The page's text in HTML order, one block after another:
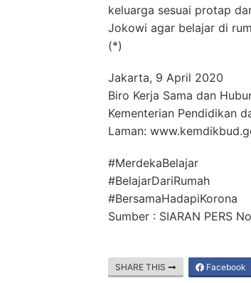
keluarga sesuai protap
Jokowi agar belajar di
(*)
Jakarta, 9 April 2020
Biro Kerja Sama dan
Kementerian Pendidikan
Laman:
#MerdekaBelajar
#BelajarDariRumah
#BersamaHadapiKorona
Sumber : SIARAN PERS
SHARE THIS Facebook